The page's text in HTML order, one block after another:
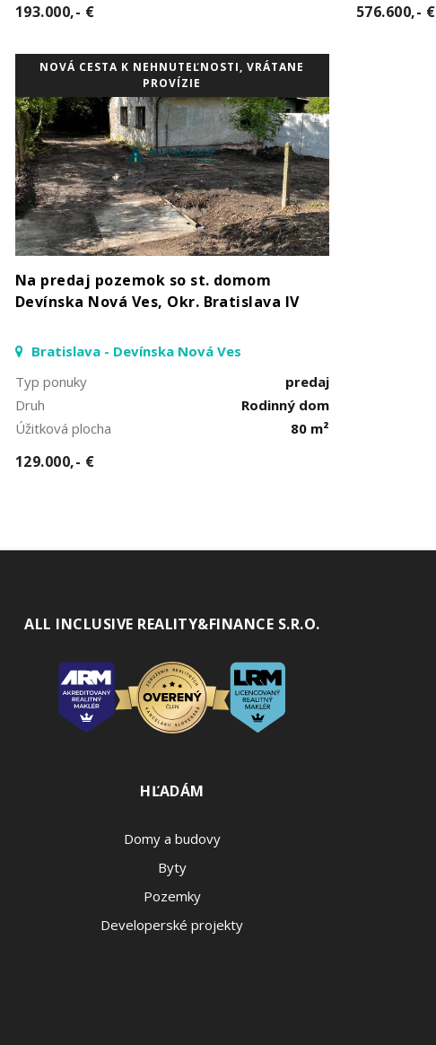
193.000,- € 576.600,- €
NOVÁ CESTA K NEHNUTEĽNOSTI, VRÁTANE
PROVÍZIE
Na predaj pozemok so st. domom
Devínska Nová Ves, Okr. Bratislava IV
Bratislava - Devínska Nová Ves
Typ ponuky
predaj
Druh
Rodinný dom
Úžitková plocha
80 m²
129.000,- €
ALL INCLUSIVE REALITY&FINANCE S.R.O.
HĽADÁM
Domy a budovy
Byty
Pozemky
Developerské projekty